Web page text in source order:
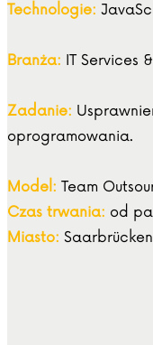
Technologie:
Branża: IT Services
Zadanie:
oprogramowania.
Model: Team
Czas trwania: od
Miasto: